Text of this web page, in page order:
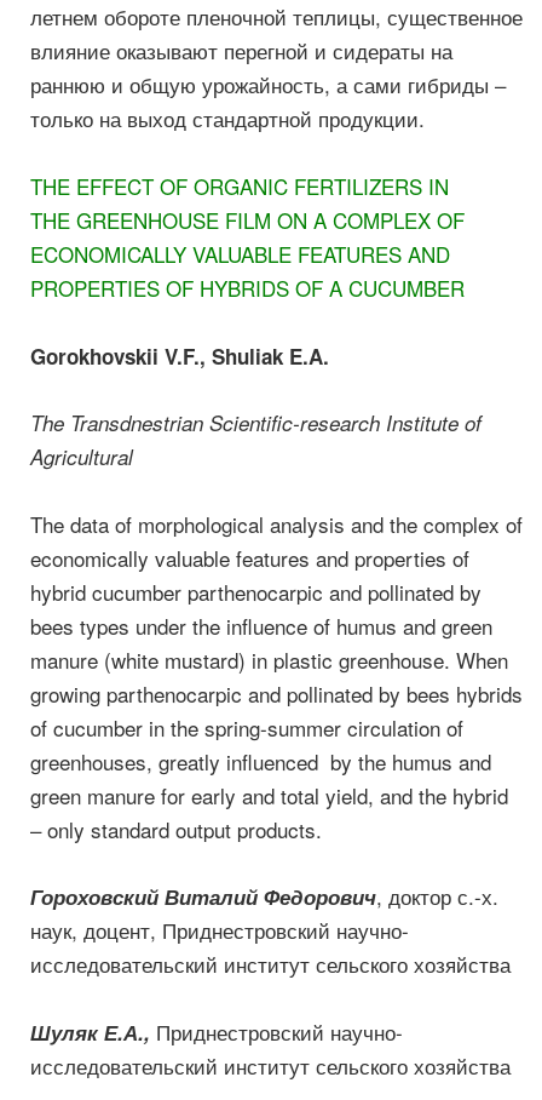
летнем обороте пленочной теплицы, существенное
влияние оказывают перегной и сидераты на
раннюю и общую урожайность, а сами гибриды –
только на выход стандартной продукции.
THE EFFECT OF ORGANIC FERTILIZERS IN
THE GREENHOUSE FILM ON A COMPLEX OF
ECONOMICALLY VALUABLE FEATURES AND
PROPERTIES OF HYBRIDS OF A CUCUMBER
Gorokhovskii V.F., Shuliak E.A.
The Transdnestrian Scientific-research Institute of
Agricultural
The data of morphological analysis and the complex of
economically valuable features and properties of
hybrid cucumber parthenocarpic and pollinated by
bees types under the influence of humus and green
manure (white mustard) in plastic greenhouse. When
growing parthenocarpic and pollinated by bees hybrids
of cucumber in the spring-summer circulation of
greenhouses, greatly influenced by the humus and
green manure for early and total yield, and the hybrid
– only standard output products.
Гороховский Виталий Федорович, доктор с.-х.
наук, доцент, Приднестровский научно-
исследовательский институт сельского хозяйства
Шуляк Е.А., Приднестровский научно-
исследовательский институт сельского хозяйства